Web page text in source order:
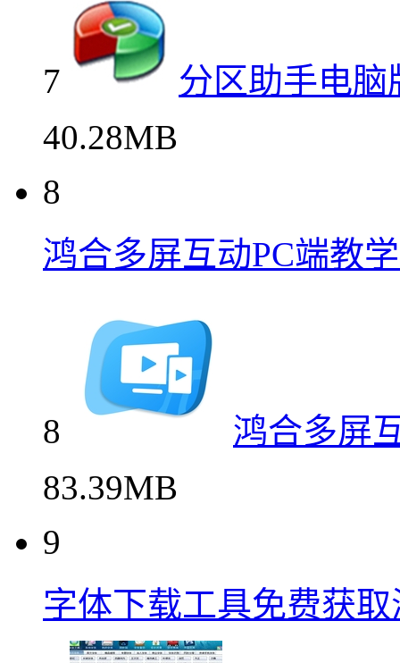
7
分区助手电
40.28MB
8
鸿合多屏互动PC端教
8
鸿合多屏
83.39MB
9
字体下载工具免费获